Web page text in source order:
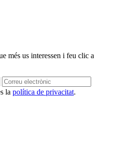
més us interessen i feu clic a
la política de privacitat.